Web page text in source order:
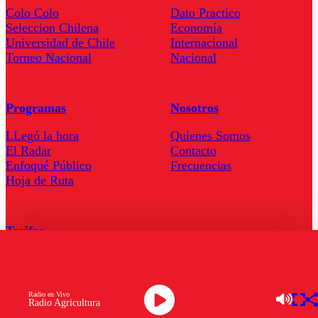
Radio Agricultura
Radio en Vivo
Colo Colo
Seleccion Chilena
Universidad de Chile
Torneo Nacional
Dato Practico
Economía
Internacional
Nacional
Programas
LLegó la hora
El Radar
Enfoqué Público
Hoja de Ruta
Nosotros
Quienes Somos
Contacto
Frecuencias
Tarifas